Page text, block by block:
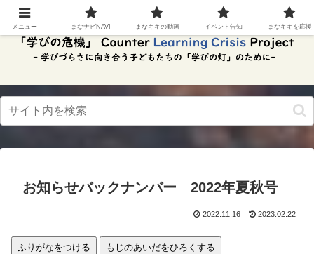
スク
リー
ンリ
ド。
この
ボタ
ンを
と、
ダー
の読
お知らせバックナンバー 2022年夏秋号
2022.11.16 2023.02.22
ふりがなをつける もじのあいだをひろくする
メニュー まなナビNAVI まなキキの動画 イベント告知 まなキキを応援